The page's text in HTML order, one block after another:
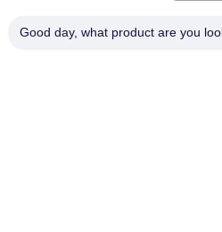
Wiadomość
elektroniczna
Good day, what product are you